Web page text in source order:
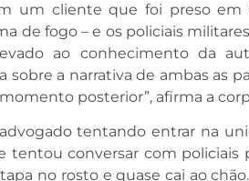
um cliente que foi preso em
de fogo – e os policiais
ao conhecimento da
a narrativa de ambas as
posterior”, afirma a
tentando entrar na
conversar com policiais
no rosto e quase cai ao